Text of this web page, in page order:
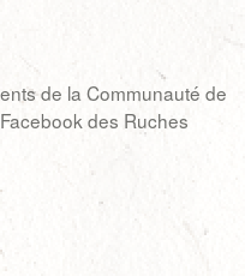
de la Communauté de
des Ruches